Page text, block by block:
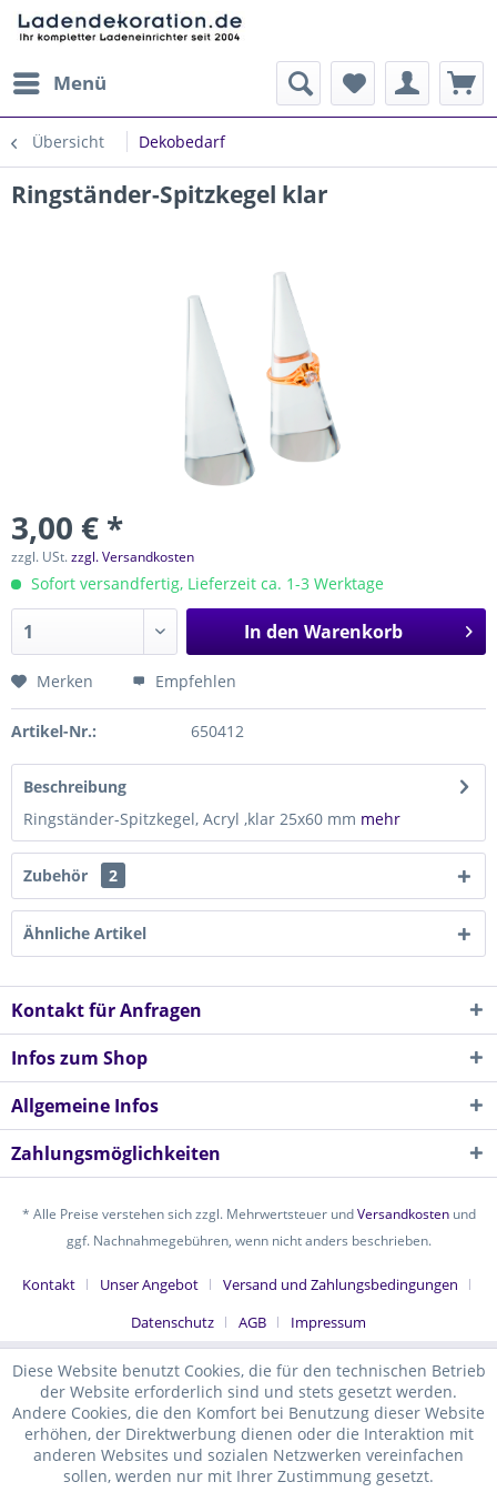
Menü
Übersicht Dekobedarf
Ringständer-Spitzkegel klar
3,00 € *
zzgl. USt.zzgl. Versandkosten
Sofort versandfertig, Lieferzeit ca. 1-3 Werktage
In den Warenkorb
Merken Empfehlen
Artikel-Nr.: 650412
Beschreibung
Ringständer-Spitzkegel, Acryl ,klar 25x60 mm mehr
Zubehör 2
Ähnliche Artikel
Kontakt für Anfragen
Infos zum Shop
Allgemeine Infos
Zahlungsmöglichkeiten
* Alle Preise verstehen sich zzgl. Mehrwertsteuer undVersandkostenund
ggf. Nachnahmegebühren, wenn nicht anders beschrieben.
Kontakt Unser Angebot
Versand und Zahlungsbedingungen
Datenschutz
AGB Impressum
Diese Website benutzt Cookies, die für den technischen Betrieb
der Website erforderlich sind und stets gesetzt werden.
Andere Cookies, die den Komfort bei Benutzung dieser Website
erhöhen, der Direktwerbung dienen oder die Interaktion mit
anderen Websites und sozialen Netzwerken vereinfachen
sollen, werden nur mit Ihrer Zustimmung gesetzt.